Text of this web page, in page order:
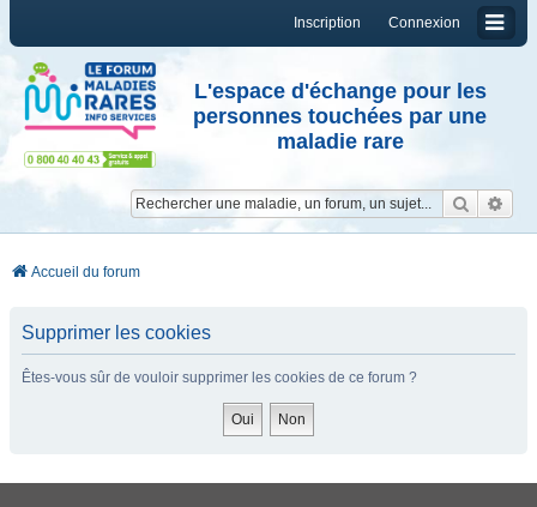
Connexion
Inscription
L'espace d'échange pour les
personnes touchées par une
maladie rare
Accueil du forum
Supprimer les cookies
Êtes-vous sûr de vouloir supprimer les cookies de ce forum ?